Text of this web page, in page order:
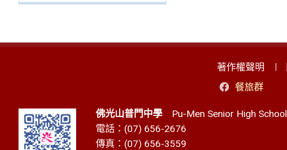
著作權聲明
餐旅群
佛光山普門中學Pu-Men Senior High School
電話：(07) 656-2676
傳真：(07) 656-3559